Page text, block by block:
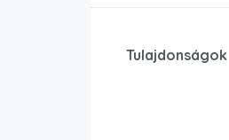
Tulajdonságok